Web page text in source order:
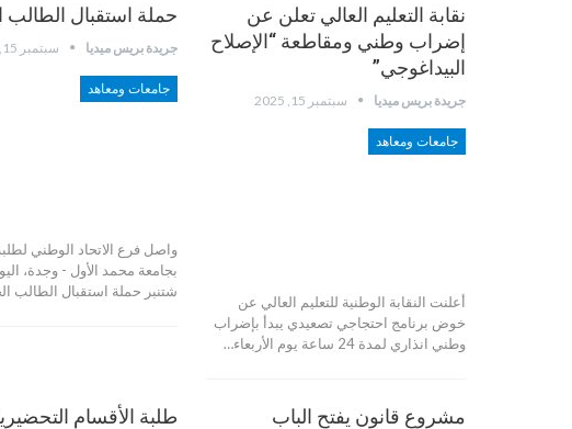
نقابة التعليم العالي تعلن عن
إضراب وطني ومقاطعة “الإصلاح
البيداغوجي”
جريدة بريس ميديا سبتمبر 15, 2025
جامعات ومعاهد
أعلنت النقابة الوطنية للتعليم العالي عن
خوض برنامج احتجاجي تصعيدي يبدأ بإضراب
وطني انذاري لمدة 24 ساعة يوم الأربعاء…
حملة استقبال الطالب
جريدة بريس ميديا سبتمبر 15, 2025
جامعات ومعاهد
واصل فرع الاتحاد الوطني
شتنبر حملة استقبال الطالب
مشروع قانون يفتح الباب
طلبة الأقسام